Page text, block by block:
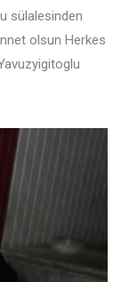
sülalesinden
olsun Herkes